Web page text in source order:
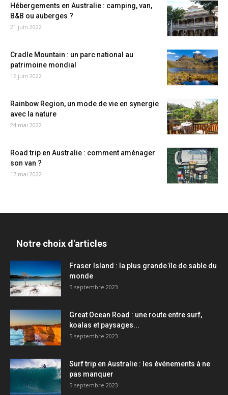
Hébergements en Australie : camping, van,
B&B ou auberges ?
21 juin 2022
Cradle Mountain : un parc national au
patrimoine mondial
16 juin 2022
Rainbow Region, un mode de vie en synergie
avec la nature
24 mai 2022
Road trip en Australie : comment aménager
son van ?
17 mai 2022
Notre choix d'articles
Fraser Island : la plus grande île de sable du
monde
5 septembre 2023
Great Ocean Road : une route entre surf,
koalas et paysages...
5 septembre 2023
Surf trip en Australie : les événements à ne
pas manquer
5 septembre 2023